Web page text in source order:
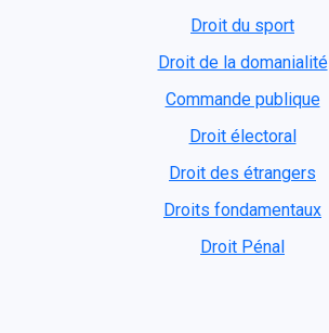
Droit du sport
Droit de la domanialité
Commande publique
Droit électoral
Droit des étrangers
Droits fondamentaux
Droit Pénal